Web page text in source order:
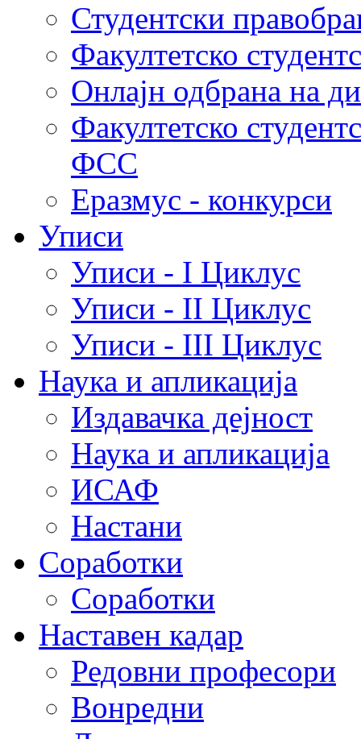
Студентски
Факултетско
Онлајн одбрана на
Факултетско
ФСС
Еразмус - конкурси
Уписи
Уписи - I Циклус
Уписи - II Циклус
Уписи - III Циклус
Наука и апликација
Издавачка дејност
Наука и апликација
ИСАФ
Настани
Соработки
Соработки
Наставен кадар
Редовни професори
Вонредни